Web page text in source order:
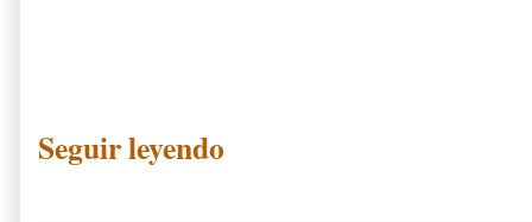
Seguir leyendo